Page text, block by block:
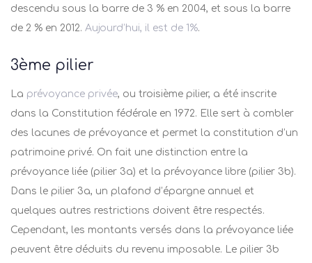
descendu sous la barre de 3 % en 2004, et sous la barre
de 2 % en 2012. Aujourd’hui, il est de 1%.
3ème pilier
La prévoyance privée, ou troisième pilier, a été inscrite
dans la Constitution fédérale en 1972. Elle sert à combler
des lacunes de prévoyance et permet la constitution d’un
patrimoine privé. On fait une distinction entre la
prévoyance liée (pilier 3a) et la prévoyance libre (pilier 3b).
Dans le pilier 3a, un plafond d’épargne annuel et
quelques autres restrictions doivent être respectés.
Cependant, les montants versés dans la prévoyance liée
peuvent être déduits du revenu imposable. Le pilier 3b